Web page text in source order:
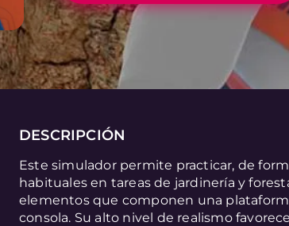
DESCRIPCIÓN
Este simulador permite practicar, de
habituales en tareas de jardinería y
elementos que componen una
consola. Su alto nivel de realismo